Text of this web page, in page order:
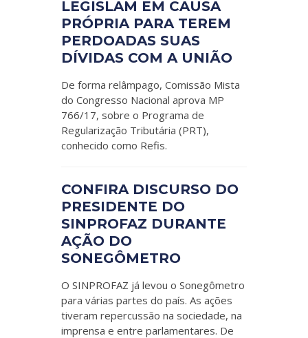
LEGISLAM EM CAUSA
PRÓPRIA PARA TEREM
PERDOADAS SUAS
DÍVIDAS COM A UNIÃO
De forma relâmpago, Comissão Mista
do Congresso Nacional aprova MP
766/17, sobre o Programa de
Regularização Tributária (PRT),
conhecido como Refis.
CONFIRA DISCURSO DO
PRESIDENTE DO
SINPROFAZ DURANTE
AÇÃO DO
SONEGÔMETRO
O SINPROFAZ já levou o Sonegômetro
para várias partes do país. As ações
tiveram repercussão na sociedade, na
imprensa e entre parlamentares. De